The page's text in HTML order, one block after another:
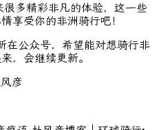
多精彩非凡的体验，这一些
享受你的非洲骑行吧！
在公众号，希望能对想骑行非
，会继续更新。
彦